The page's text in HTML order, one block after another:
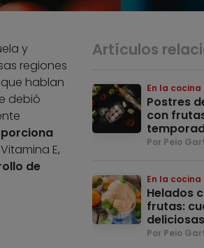
y
regiones
hablan
debió
E,
de
Artículos
En la cocina
Postres
con
Por Peio
En la cocina
Helados
frutas:
deliciosas
Por Peio